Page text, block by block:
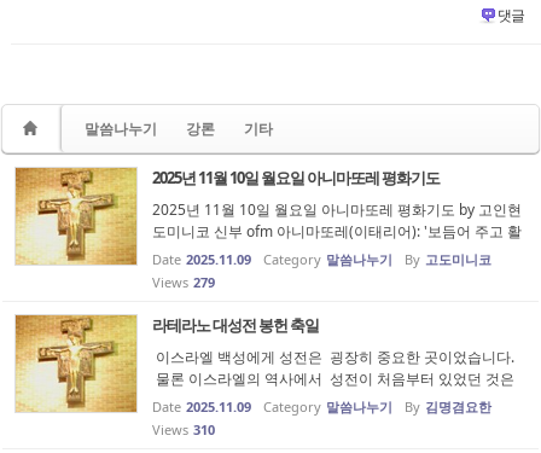
댓글
말씀나누기 강론 기타
2025년 11월 10일 월요일 아니마또레 평화기도
2025년 11월 10일 월요일 아니마또레 평화기도 by 고인현
도미니코 신부 ofm 아니마또레(이태리어): '보듬어 주고 활
력과 영감을 불어넣는 자'를 의미합니다. 에페소 공의회(43
1년)에서 하느님의 어머니로 선포한 성모님을 ‘평화의 모
Date 2025.11.09 Category 말씀나누기 By 고도미니코
Views 279
라테라노 대성전 봉헌 축일
이스라엘 백성에게 성전은 굉장히 중요한 곳이었습니다.
물론 이스라엘의 역사에서 성전이 처음부터 있었던 것은
아닙니다. 이집트에서 탈출하면서 이스라엘은 처음으로
성막을 만듭니다. 성막 안에 하느님께서 머무시겠다는 약
Date 2025.11.09 Category 말씀나누기 By 김명겸요한
Views 310